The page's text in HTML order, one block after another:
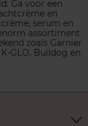
Ga voor een
en
serum en
assortiment
zoals Garnier
GLO, Bulldog en